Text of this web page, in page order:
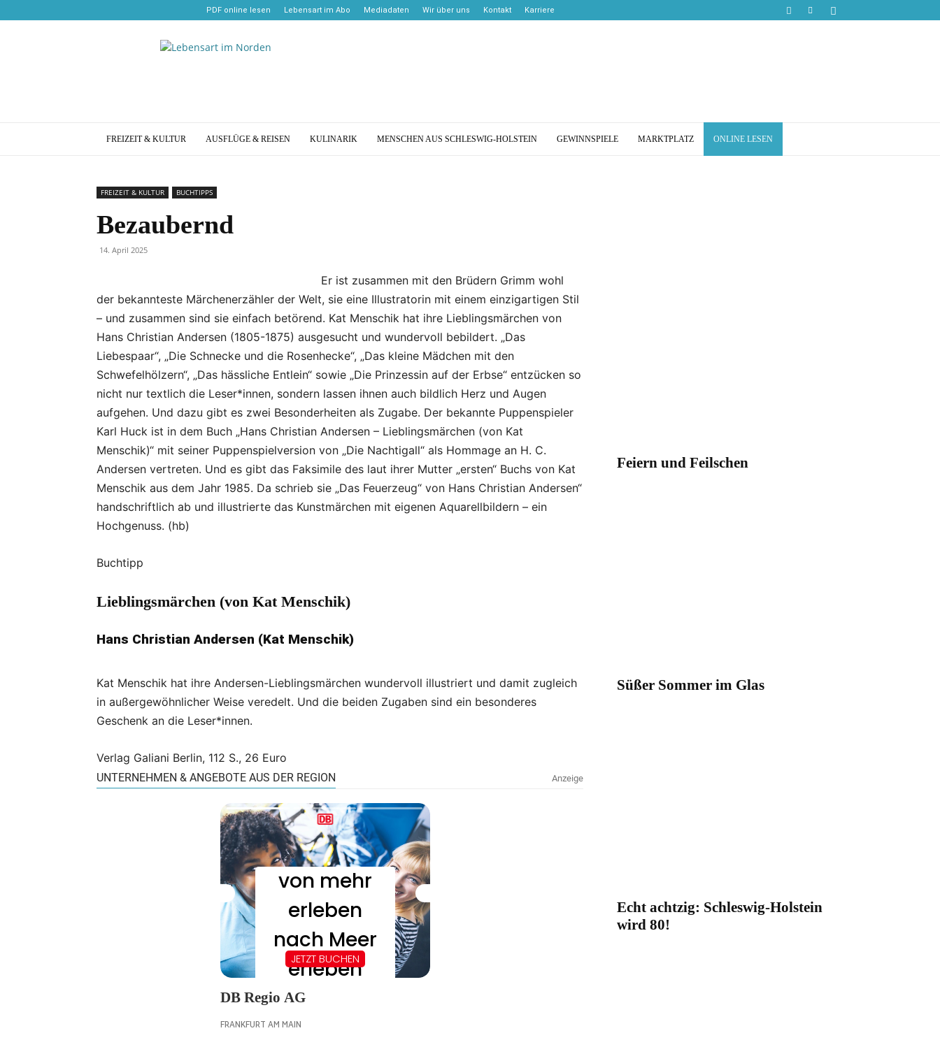
PDF online lesen Lebensart im Abo Mediadaten Wir über uns Kontakt Karriere
Lebensart
FREIZEIT & KULTUR AUSFLÜGE & REISEN KULINARIK MENSCHEN AUS SCHLESWIG-HOLSTEIN GEWINNSPIELE MARKTPLATZ ONLINE LESEN
FREIZEIT & KULTUR BUCHTIPPS
Bezaubernd
14. April 2025
Er ist zusammen mit den Brüdern Grimm wohl
der bekannteste Märchenerzähler der Welt, sie eine Illustratorin mit einem einzigartigen Stil
– und zusammen sind sie einfach betörend. Kat Menschik hat ihre Lieblingsmärchen von
Hans Christian Andersen (1805-1875) ausgesucht und wundervoll bebildert. „Das
Liebespaar“, „Die Schnecke und die Rosenhecke“, „Das kleine Mädchen mit den
Schwefelhölzern“, „Das hässliche Entlein“ sowie „Die Prinzessin auf der Erbse“ entzücken so
nicht nur textlich die Leser*innen, sondern lassen ihnen auch bildlich Herz und Augen
aufgehen. Und dazu gibt es zwei Besonderheiten als Zugabe. Der bekannte Puppenspieler
Karl Huck ist in dem Buch „Hans Christian Andersen – Lieblingsmärchen (von Kat
Menschik)“ mit seiner Puppenspielversion von „Die Nachtigall“ als Hommage an H. C.
Andersen vertreten. Und es gibt das Faksimile des laut ihrer Mutter „ersten“ Buchs von Kat
Menschik aus dem Jahr 1985. Da schrieb sie „Das Feuerzeug“ von Hans Christian Andersen“
handschriftlich ab und illustrierte das Kunstmärchen mit eigenen Aquarellbildern – ein
Hochgenuss. (hb)
Buchtipp
Lieblingsmärchen (von Kat Menschik)
Hans Christian Andersen (Kat Menschik)
Kat Menschik hat ihre Andersen-Lieblingsmärchen wundervoll illustriert und damit zugleich
in außergewöhnlicher Weise veredelt. Und die beiden Zugaben sind ein besonderes
Geschenk an die Leser*innen.
Verlag Galiani Berlin, 112 S., 26 Euro
Feiern und Feilschen
Süßer Sommer im Glas
Echt achtzig: Schleswig-Holstein
wird 80!